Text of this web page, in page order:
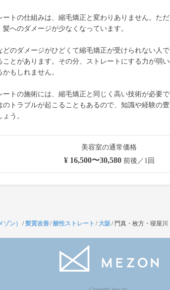
ートの仕組みは、縮毛矯正と変わりありません。た
髪へのダメージが少なくなっています。
どのダメージがひどくて縮毛矯正が受けられない人
ことがあります。その分、ストレートにする力が弱
かもしれません。
ートの施術には、縮毛矯正と同じく高い技術が必要
のトラブルが起こることもあるので、知識や経験の
う。
美容室の通常価格
¥ 16,500〜30,580前後／1回
ン） /髪質改善/酸性ストレート /大阪 / 門真・枚方・寝屋